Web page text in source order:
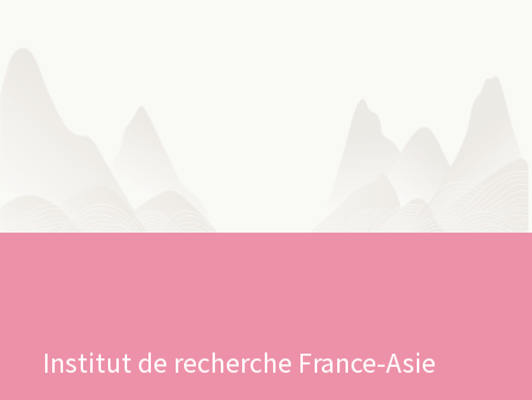
Institut de recherche France-Asie